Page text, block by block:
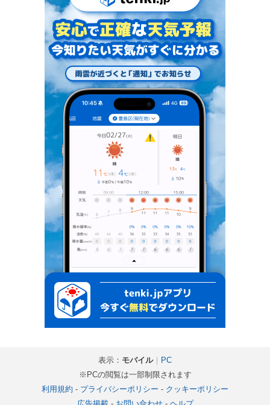
表示： モバイル｜ PC
※PCの閲覧は一部制限されます
利用規約 - プライバシーポリシー - クッキーポリシー